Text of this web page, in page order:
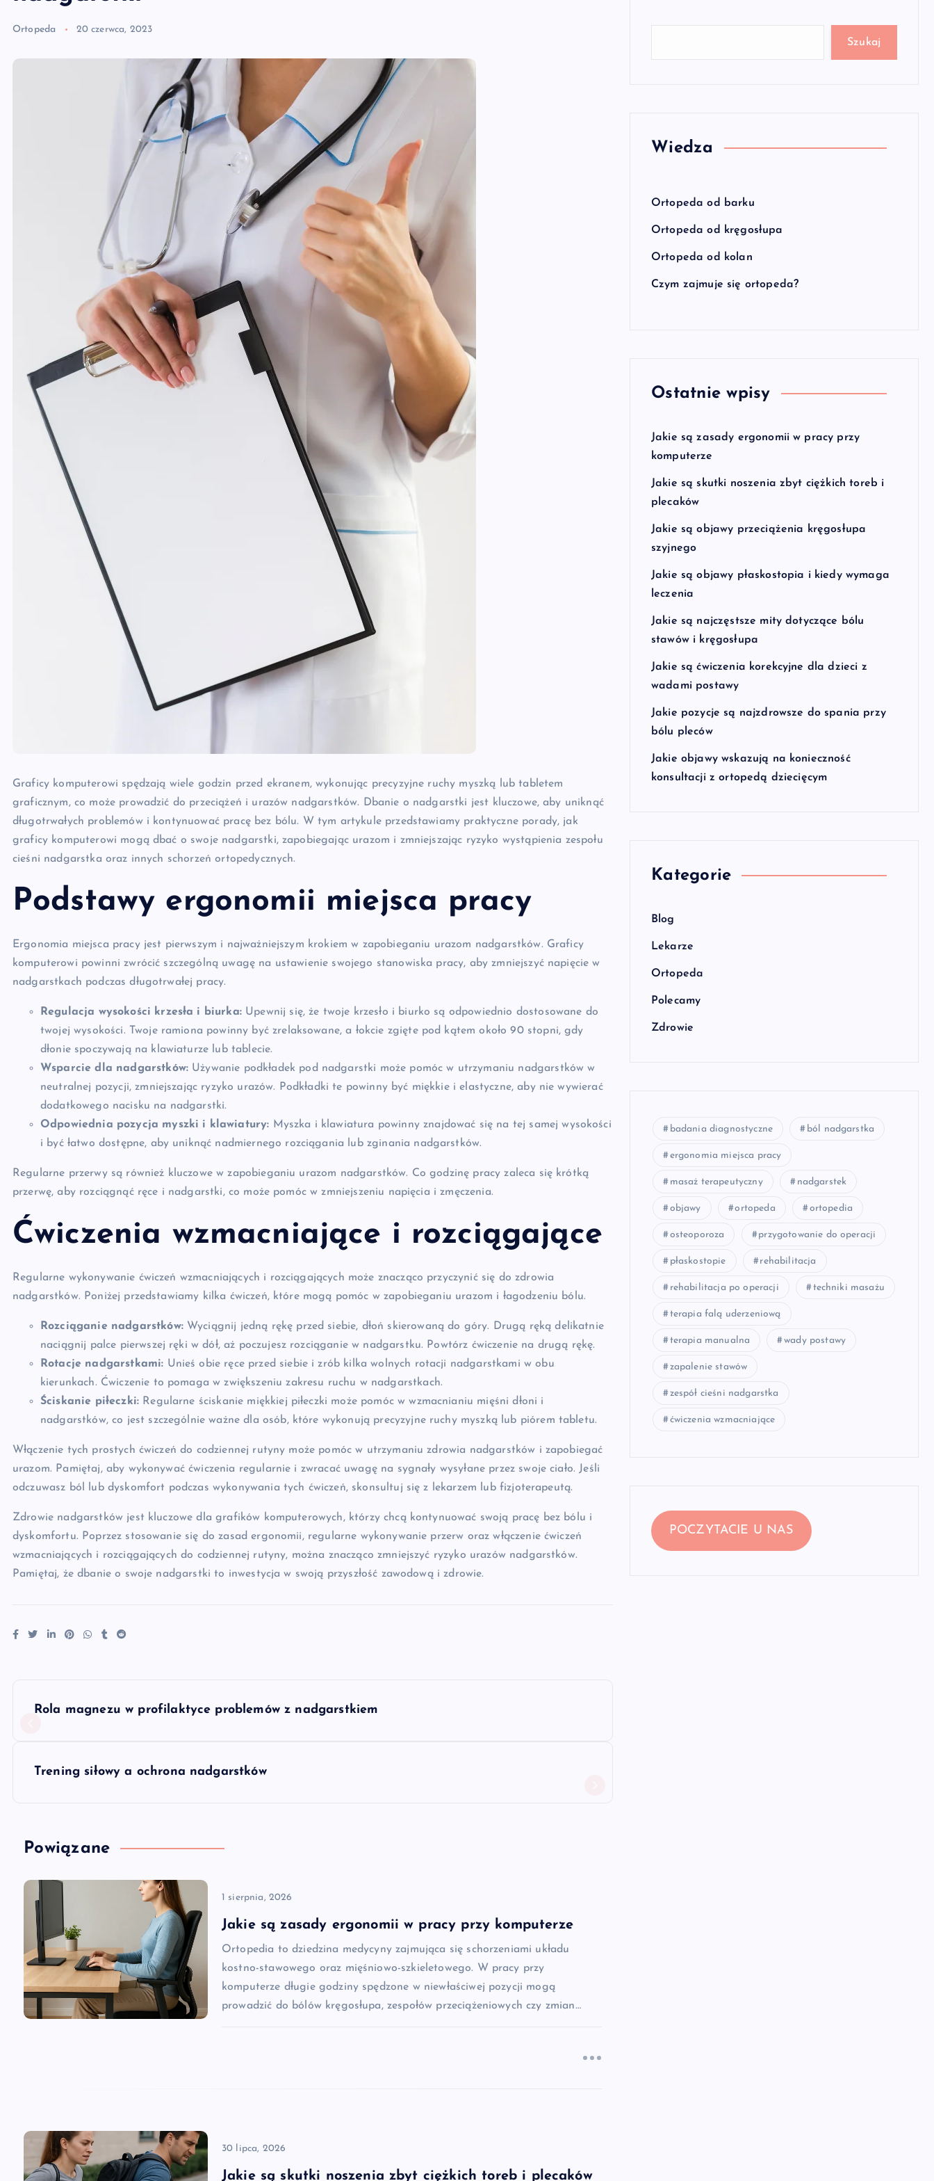
Ortopeda 20 czerwca, 2023
Graficy komputerowi spędzają wiele godzin przed ekranem, wykonując precyzyjne ruchy myszką lub tabletem
graficznym, co może prowadzić do przeciążeń i urazów nadgarstków. Dbanie o nadgarstki jest kluczowe, aby uniknąć
długotrwałych problemów i kontynuować pracę bez bólu. W tym artykule przedstawiamy praktyczne porady, jak
graficy komputerowi mogą dbać o swoje nadgarstki, zapobiegając urazom i zmniejszając ryzyko wystąpienia zespołu
cieśni nadgarstka oraz innych schorzeń ortopedycznych.
Podstawy ergonomii miejsca pracy
Ergonomia miejsca pracy jest pierwszym i najważniejszym krokiem w zapobieganiu urazom nadgarstków. Graficy
komputerowi powinni zwrócić szczególną uwagę na ustawienie swojego stanowiska pracy, aby zmniejszyć napięcie w
nadgarstkach podczas długotrwałej pracy.
Regulacja wysokości krzesła i biurka:Upewnij się, że twoje krzesło i biurko są odpowiednio dostosowane do
twojej wysokości. Twoje ramiona powinny być zrelaksowane, a łokcie zgięte pod kątem około 90 stopni, gdy
dłonie spoczywają na klawiaturze lub tablecie.
Wsparcie dla nadgarstków: Używanie podkładek pod nadgarstki może pomóc w utrzymaniu nadgarstków w
neutralnej pozycji, zmniejszając ryzyko urazów. Podkładki te powinny być miękkie i elastyczne, aby nie wywierać
dodatkowego nacisku na nadgarstki.
Odpowiednia pozycja myszki i klawiatury: Myszka i klawiatura powinny znajdować się na tej samej wysokości
i być łatwo dostępne, aby uniknąć nadmiernego rozciągania lub zginania nadgarstków.
Regularne przerwy są również kluczowe w zapobieganiu urazom nadgarstków. Co godzinę pracy zaleca się krótką
przerwę, aby rozciągnąć ręce i nadgarstki, co może pomóc w zmniejszeniu napięcia i zmęczenia.
Ćwiczenia wzmacniające i rozciągające
Regularne wykonywanie ćwiczeń wzmacniających i rozciągających może znacząco przyczynić się do zdrowia
nadgarstków. Poniżej przedstawiamy kilka ćwiczeń, które mogą pomóc w zapobieganiu urazom i łagodzeniu bólu.
Rozciąganie nadgarstków:Wyciągnij jedną rękę przed siebie, dłoń skierowaną do góry. Drugą ręką delikatnie
naciągnij palce pierwszej ręki w dół, aż poczujesz rozciąganie w nadgarstku. Powtórz ćwiczenie na drugą rękę.
Rotacje nadgarstkami: Unieś obie ręce przed siebie i zrób kilka wolnych rotacji nadgarstkami w obu
kierunkach. Ćwiczenie to pomaga w zwiększeniu zakresu ruchu w nadgarstkach.
Ściskanie piłeczki: Regularne ściskanie miękkiej piłeczki może pomóc w wzmacnianiu mięśni dłoni i
nadgarstków, co jest szczególnie ważne dla osób, które wykonują precyzyjne ruchy myszką lub piórem tabletu.
Włączenie tych prostych ćwiczeń do codziennej rutyny może pomóc w utrzymaniu zdrowia nadgarstków i zapobiegać
urazom. Pamiętaj, aby wykonywać ćwiczenia regularnie i zwracać uwagę na sygnały wysyłane przez swoje ciało. Jeśli
odczuwasz ból lub dyskomfort podczas wykonywania tych ćwiczeń, skonsultuj się z lekarzem lub fizjoterapeutą.
Zdrowie nadgarstków jest kluczowe dla grafików komputerowych, którzy chcą kontynuować swoją pracę bez bólu i
dyskomfortu. Poprzez stosowanie się do zasad ergonomii, regularne wykonywanie przerw oraz włączenie ćwiczeń
wzmacniających i rozciągających do codziennej rutyny, można znacząco zmniejszyć ryzyko urazów nadgarstków.
Pamiętaj, że dbanie o swoje nadgarstki to inwestycja w swoją przyszłość zawodową i zdrowie.
N
g
a
a
s
Rola magnezu w profilaktyce problemów z nadgarstkiem
Trening siłowy a ochrona nadgarstków
Powiązane
1 sierpnia, 2026
Jakie są zasady ergonomii w pracy przy komputerze
Ortopedia to dziedzina medycyny zajmująca się schorzeniami układu
kostno-stawowego oraz mięśniowo-szkieletowego. W pracy przy
komputerze długie godziny spędzone w niewłaściwej pozycji mogą
prowadzić do bólów kręgosłupa, zespołów przeciążeniowych czy zmian…
30 lipca, 2026
Jakie są skutki noszenia zbyt ciężkich toreb i plecaków
Szukaj
Wiedza
Ortopeda od barku
Ortopeda od kręgosłupa
Ortopeda od kolan
Czym zajmuje się ortopeda?
Ostatnie wpisy
Jakie są zasady ergonomii w pracy przy
komputerze
Jakie są skutki noszenia zbyt ciężkich toreb i
plecaków
Jakie są objawy przeciążenia kręgosłupa
szyjnego
Jakie są objawy płaskostopia i kiedy wymaga
leczenia
Jakie są najczęstsze mity dotyczące bólu
stawów i kręgosłupa
Jakie są ćwiczenia korekcyjne dla dzieci z
wadami postawy
Jakie pozycje są najzdrowsze do spania przy
bólu pleców
Jakie objawy wskazują na konieczność
konsultacji z ortopedą dziecięcym
Kategorie
Blog
Lekarze
Ortopeda
Polecamy
Zdrowie
badania diagnostyczne ból nadgarstka
ergonomia miejsca pracy
masaż terapeutyczny nadgarstek
objawy ortopeda ortopedia
osteoporoza przygotowanie do operacji
płaskostopie rehabilitacja
rehabilitacja po operacji techniki masażu
terapia falą uderzeniową
terapia manualna wady postawy
zapalenie stawów
zespół cieśni nadgarstka
ćwiczenia wzmacniające
POCZYTACIE U NAS